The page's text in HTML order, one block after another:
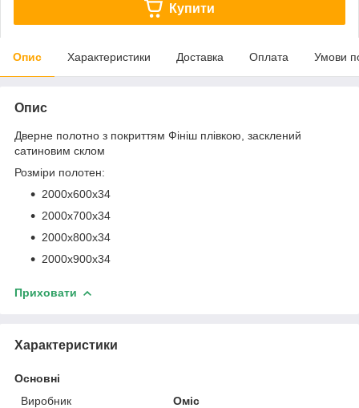
Купити
Опис Характеристики Доставка Оплата Умови
Опис
Дверне полотно з покриттям Фініш плівкою, засклений
сатиновим склом
Розміри полотен:
2000х600х34
2000х700х34
2000х800х34
2000х900х34
Приховати
Характеристики
Основні
Виробник
Оміс